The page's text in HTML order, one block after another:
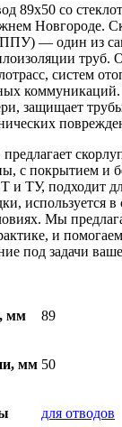
89х50 со
Новгороде.
— один из
труб.
систем
защищает
с покрытием и
и ТУ, подходит
используется
Мы
и
под задачи
мм 89
мм 50
для отводов